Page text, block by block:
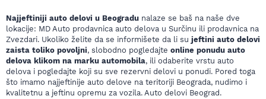
Najjeftiniji auto delovi u Beogradu nalaze se baš na naše dve
lokacije: MD Auto prodavnica auto delova u Surčinu ili prodavnica na
Zvezdari. Ukoliko želite da se informišete da li su jeftini auto delovi
zaista toliko povoljni, slobodno pogledajte online ponudu auto
delova klikom na marku automobila, ili odaberite vrstu auto
delova i pogledajte koji su sve rezervni delovi u ponudi. Pored toga
što imamo najjeftinije auto delove na teritoriji Beograda, nudimo i
kvalitetnu a jeftinu opremu za vozila. Auto delovi Beograd.